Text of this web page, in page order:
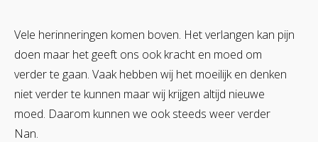
Vele herinneringen komen boven. Het verlangen kan pijn
doen maar het geeft ons ook kracht en moed om
verder te gaan. Vaak hebben wij het moeilijk en denken
niet verder te kunnen maar wij krijgen altijd nieuwe
moed. Daarom kunnen we ook steeds weer verder
Nan.